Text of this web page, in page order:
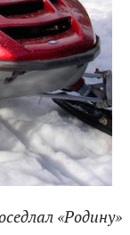
«Родину»